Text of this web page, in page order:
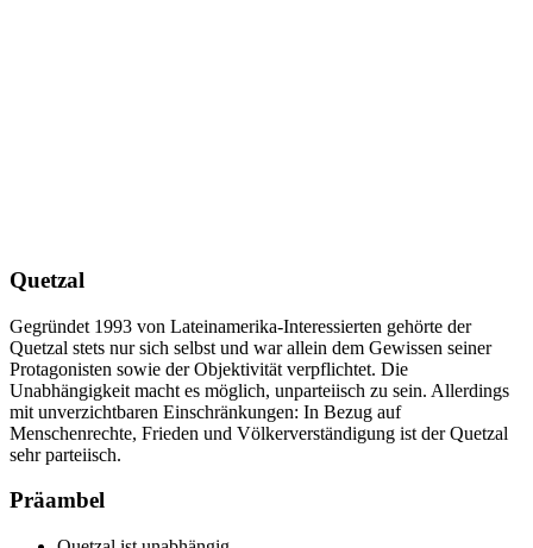
Quetzal
Gegründet 1993 von Lateinamerika-Interessierten gehörte der
Quetzal stets nur sich selbst und war allein dem Gewissen seiner
Protagonisten sowie der Objektivität verpflichtet. Die
Unabhängigkeit macht es möglich, unparteiisch zu sein. Allerdings
mit unverzichtbaren Einschränkungen: In Bezug auf
Menschenrechte, Frieden und Völkerverständigung ist der Quetzal
sehr parteiisch.
Präambel